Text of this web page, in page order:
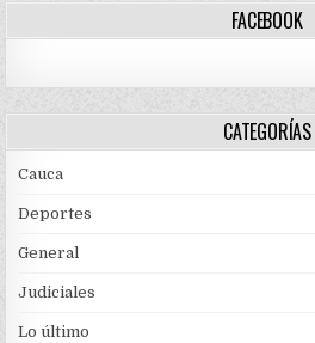
FACEBOOK
CATEGORÍAS
Cauca
Deportes
General
Judiciales
Lo último